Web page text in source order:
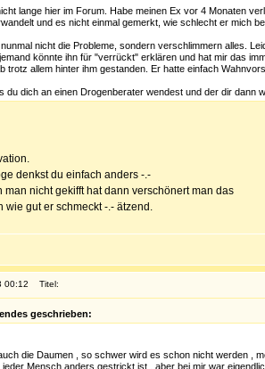
lange hier im Forum. Habe meinen Ex vor 4 Monaten
und es nicht einmal gemerkt, wie schlecht er mich
nicht die Probleme, sondern verschlimmern alles.
könnte ihn für "verrückt" erklären und hat mir das
trotz allem hinter ihm gestanden. Er hatte einfach
du dich an einen Drogenberater wendest und der dir dann
denkst du einfach anders -.-
man nicht gekifft hat dann verschönert man das
wie gut er schmeckt -.- ätzend.
00:12 Titel:
geschrieben:
die Daumen , so schwer wird es schon nicht werden ,
Mensch anders gestrickt ist , aber bei mir war